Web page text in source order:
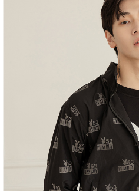
1.本服務係由「台灣大哥大股份有限公
用戶於交易時，得透過本服務購買商品
買賣價金債權讓與本公司後，依約使用
2.基於同意付款使用「大哥付你分期」
資料（包含姓名、電話或地址）提供予
由本公司與您本人進行分期帳單所需資
3.完整用戶服務條款，請詳閱以下連結
ATM／網路銀行／等多元方式進行付款
※ 請注意：結帳手續完成當下不需立刻
購買商品的店家。未經商家同意取消之
※ 交易是否成功請以「AFTEE先享後
是否繳費成功／繳費後需取消欲退款等
https://
１．透過由恩沛科技股份有限公司提供
易，需依本服務之必要範圍內提供個人
權轉讓予恩沛科技股份有限公司。
２．關於個人資料處理事宜，請瀏覽以
https://aftee.tw/terms/#terms3
３．未成年的使用者請事先徵得法定代
「AFTEE先享後付」，若未經同意申辦
４．使用「AFTEE先享後付」時，將
每筆NT$60，滿NT$2,000(含以上)
付款後7-11取貨
每筆NT$60，滿NT$2,000(含以上)
每筆NT$60，滿NT$2,000(含以上)